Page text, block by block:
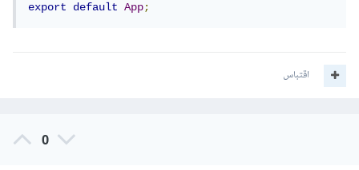
export default App;
اقتباس
0